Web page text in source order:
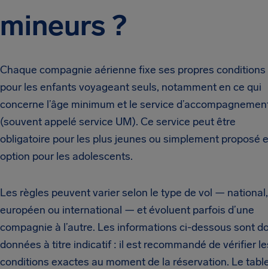
mineurs ?
Chaque compagnie aérienne fixe ses propres conditions
pour les enfants voyageant seuls, notamment en ce qui
concerne l’âge minimum et le service
(souvent appelé service UM). Ce service peut être
obligatoire pour les plus jeunes ou simplement proposé
option pour les adolescents.
Les règles peuvent varier selon le type de vol — national,
européen ou international — et évoluent parfois d’une
compagnie à l’autre. Les informations ci-dessous sont
données à titre indicatif : il est recommandé de vérifier
conditions exactes au moment de la réservation. Le